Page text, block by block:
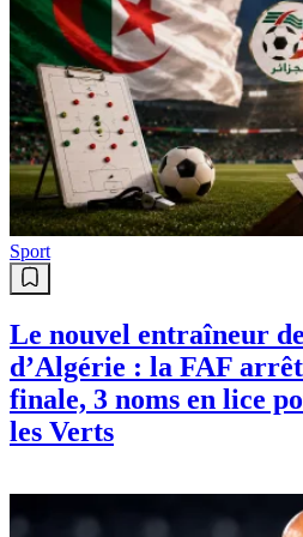
Sport
Le nouvel entraîneur
d’Algérie : la FAF
finale, 3 noms en lice
les Verts